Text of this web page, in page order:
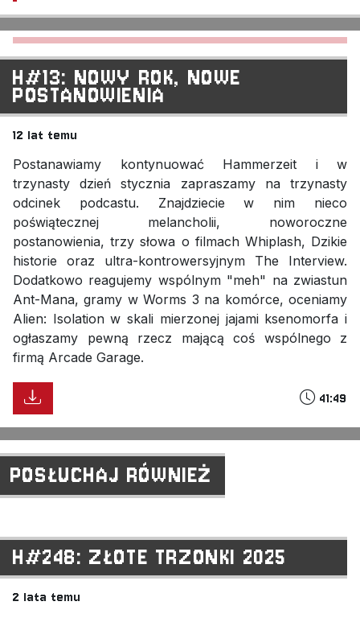
H#13: NOWY ROK, NOWE
POSTANOWIENIA
12 lat temu
Postanawiamy kontynuować Hammerzeit i w
trzynasty dzień stycznia zapraszamy na trzynasty
odcinek podcastu. Znajdziecie w nim nieco
poświątecznej melancholii, noworoczne
postanowienia, trzy słowa o filmach Whiplash, Dzikie
historie oraz ultra-kontrowersyjnym The Interview.
Dodatkowo reagujemy wspólnym "meh" na zwiastun
Ant-Mana, gramy w Worms 3 na komórce, oceniamy
Alien: Isolation w skali mierzonej jajami ksenomorfa i
ogłaszamy pewną rzecz mającą coś wspólnego z
firmą Arcade Garage.
41:49
POSŁUCHAJ RÓWNIEŻ
H#248: ZŁOTE TRZONKI 2025
2 lata temu